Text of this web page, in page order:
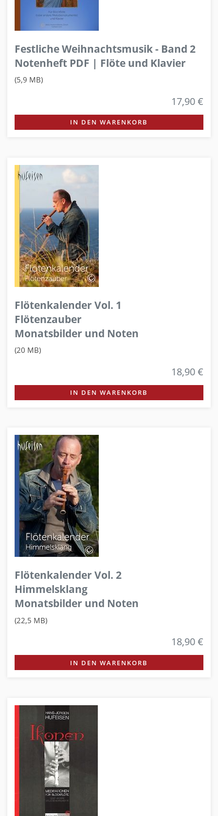
Festliche Weihnachtsmusik - Band 2
Notenheft PDF | Flöte und Klavier
(5,9 MB)
17,90 €
IN DEN WARENKORB
Flötenkalender Vol. 1
Flötenzauber
Monatsbilder und Noten
(20 MB)
18,90 €
IN DEN WARENKORB
Flötenkalender Vol. 2
Himmelsklang
Monatsbilder und Noten
(22,5 MB)
18,90 €
IN DEN WARENKORB